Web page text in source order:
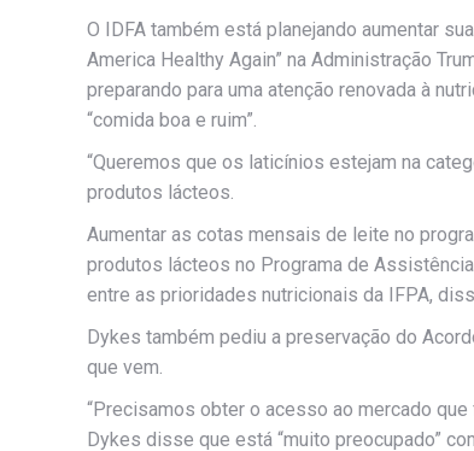
O IDFA também está planejando aumentar
America Healthy Again” na Administração
preparando para uma atenção renovada à
“comida boa e ruim”.
“Queremos que os laticínios estejam na
produtos lácteos.
Aumentar as cotas mensais de leite no
produtos lácteos no Programa de
entre as prioridades nutricionais da IFPA,
Dykes também pediu a preservação do
que vem.
“Precisamos obter o acesso ao mercado
Dykes disse que está “muito preocupado”